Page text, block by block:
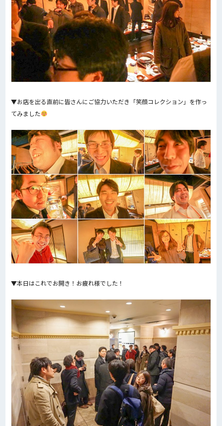
▼お店を出る直前に皆さんにご協力いただき「笑顔コレクション」を作っ
てみました
▼本日はこれでお開き！お疲れ様でした！